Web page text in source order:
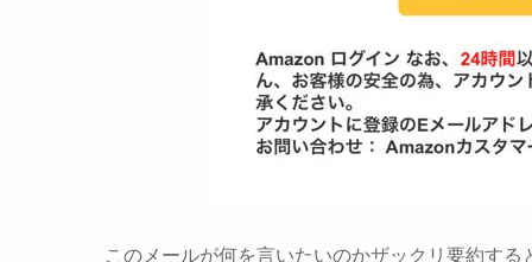
このメールが何を言いたいのかザックリ要約する